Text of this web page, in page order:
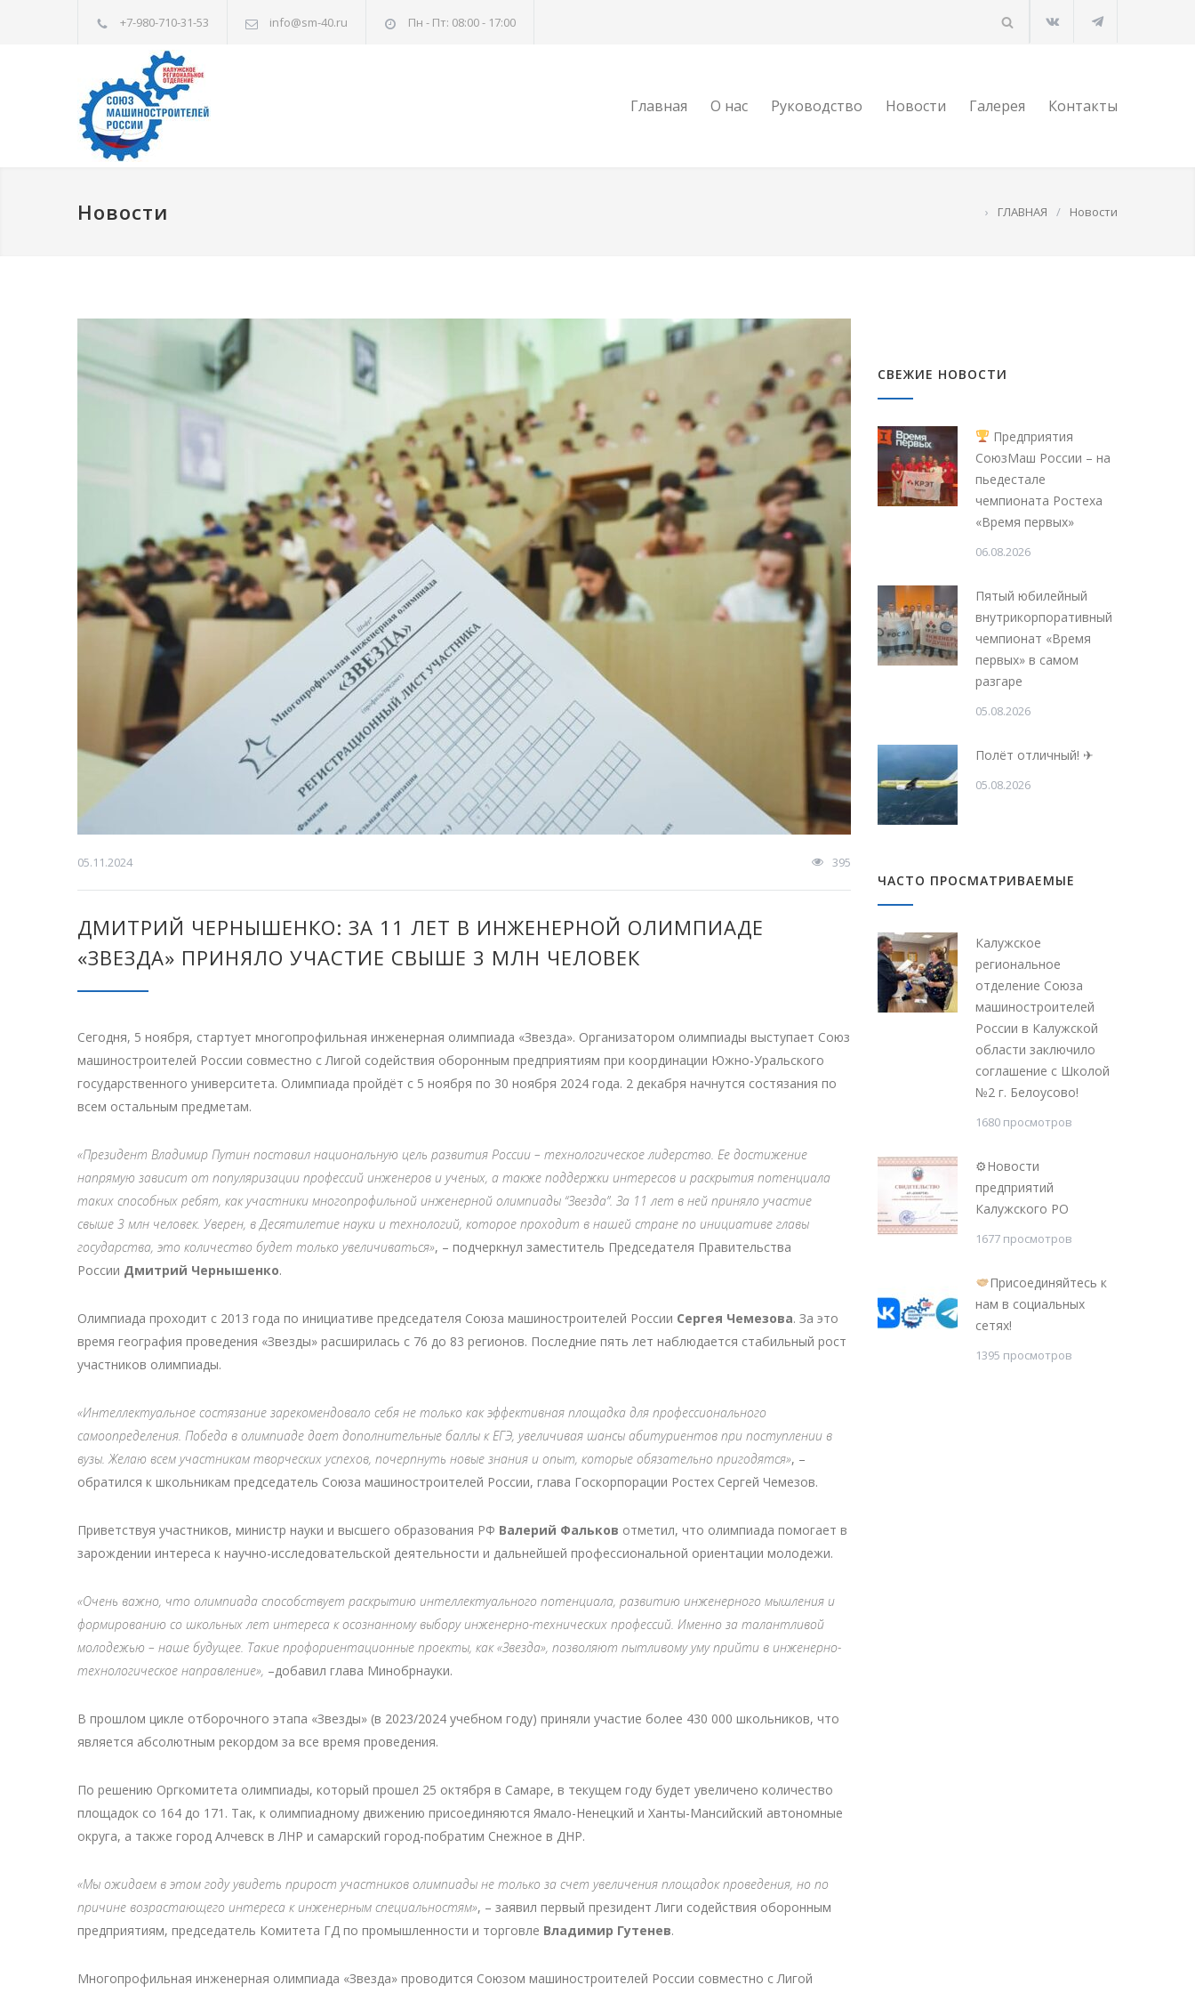
+7-980-710-31-53 info@sm-40.ru Пн - Пт: 08:00 - 17:00
Главная О нас Руководство Новости Галерея Контакты
Новости › ГЛАВНАЯ / Новости
05.11.2024 395
ДМИТРИЙ ЧЕРНЫШЕНКО: ЗА 11 ЛЕТ В ИНЖЕНЕРНОЙ ОЛИМПИАДЕ
«ЗВЕЗДА» ПРИНЯЛО УЧАСТИЕ СВЫШЕ 3 МЛН ЧЕЛОВЕК
Сегодня, 5 ноября, стартует многопрофильная инженерная олимпиада «Звезда». Организатором олимпиады выступает Союз
машиностроителей России совместно с Лигой содействия оборонным предприятиям при координации Южно-Уральского
государственного университета. Олимпиада пройдёт с 5 ноября по 30 ноября 2024 года. 2 декабря начнутся состязания по
всем остальным предметам.
«Президент Владимир Путин поставил национальную цель развития России – технологическое лидерство. Ее достижение
напрямую зависит от популяризации профессий инженеров и ученых, а также поддержки интересов и раскрытия потенциала
таких способных ребят, как участники многопрофильной инженерной олимпиады “Звезда”. За 11 лет в ней приняло участие
свыше 3 млн человек. Уверен, в Десятилетие науки и технологий, которое проходит в нашей стране по инициативе главы
государства, это количество будет только увеличиваться», – подчеркнул заместитель Председателя Правительства
России Дмитрий Чернышенко.
Олимпиада проходит с 2013 года по инициативе председателя Союза машиностроителей России Сергея Чемезова. За это
время география проведения «Звезды» расширилась с 76 до 83 регионов. Последние пять лет наблюдается стабильный рост
участников олимпиады.
«Интеллектуальное состязание зарекомендовало себя не только как эффективная площадка для профессионального
самоопределения. Победа в олимпиаде дает дополнительные баллы к ЕГЭ, увеличивая шансы абитуриентов при поступлении в
вузы. Желаю всем участникам творческих успехов, почерпнуть новые знания и опыт, которые обязательно пригодятся», –
обратился к школьникам председатель Союза машиностроителей России, глава Госкорпорации Ростех Сергей Чемезов.
Приветствуя участников, министр науки и высшего образования РФ Валерий Фальков отметил, что олимпиада помогает в
зарождении интереса к научно-исследовательской деятельности и дальнейшей профессиональной ориентации молодежи.
«Очень важно, что олимпиада способствует раскрытию интеллектуального потенциала, развитию инженерного мышления и
формированию со школьных лет интереса к осознанному выбору инженерно-технических профессий. Именно за талантливой
молодежью – наше будущее. Такие профориентационные проекты, как «Звезда», позволяют пытливому уму прийти в инженерно-
технологическое направление», –добавил глава Минобрнауки.
В прошлом цикле отборочного этапа «Звезды» (в 2023/2024 учебном году) приняли участие более 430 000 школьников, что
является абсолютным рекордом за все время проведения.
По решению Оргкомитета олимпиады, который прошел 25 октября в Самаре, в текущем году будет увеличено количество
площадок со 164 до 171. Так, к олимпиадному движению присоединяются Ямало-Ненецкий и Ханты-Мансийский автономные
округа, а также город Алчевск в ЛНР и самарский город-побратим Снежное в ДНР.
«Мы ожидаем в этом году увидеть прирост участников олимпиады не только за счет увеличения площадок проведения, но по
причине возрастающего интереса к инженерным специальностям», – заявил первый президент Лиги содействия оборонным
предприятиям, председатель Комитета ГД по промышленности и торговле Владимир Гутенев.
Многопрофильная инженерная олимпиада «Звезда» проводится Союзом машиностроителей России совместно с Лигой
СВЕЖИЕ НОВОСТИ
Предприятия
СоюзМаш России – на
пьедестале
чемпионата Ростеха
«Время первых»
06.08.2026
Пятый юбилейный
внутрикорпоративный
чемпионат «Время
первых» в самом
разгаре
05.08.2026
Полёт отличный! ✈
05.08.2026
ЧАСТО ПРОСМАТРИВАЕМЫЕ
Калужское
региональное
отделение Союза
машиностроителей
России в Калужской
области заключило
соглашение с Школой
№2 г. Белоусово!
1680 просмотров
⚙Новости
предприятий
Калужского РО
1677 просмотров
Присоединяйтесь к
нам в социальных
сетях!
1395 просмотров